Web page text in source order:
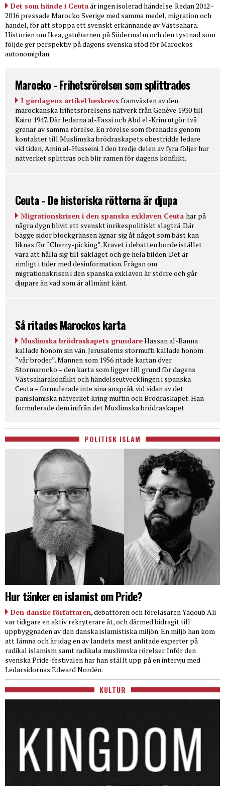
Det som hände i Ceutaär ingen isolerad händelse. Redan 2012–
2016 pressade Marocko Sverige med samma medel, migration och
handel, för att stoppa ett svenskt erkännande av Västsahara.
Historien om Ikea, gatubarnen på Södermalm och den tystnad som
följde ger perspektiv på dagens svenska stöd för Marockos
autonomiplan.
Marocko - Frihetsrörelsen som splittrades
I gårdagens artikel beskrevs framväxten av den
marockanska frihetsrörelsens nätverk från Genève 1930 till
Kairo 1947. Där ledarna al-Fassi och Abd el-Krim utgör två
grenar av samma rörelse. En rörelse som förenades genom
kontakter till Muslimska brödraskapets obestridde ledare
vid tiden, Amin al-Husseini. I den tredje delen av fyra följer hur
nätverket splittras och blir ramen för dagens konflikt.
Ceuta - De historiska rötterna är djupa
Migrationskrisen i den spanska exklaven Ceuta har på
några dygn blivit ett svenskt inrikespolitiskt slagträ. Där
bägge sidor blockgränsen ägnar sig åt något som bäst kan
liknas för “Cherry-picking”. Kravet i debatten borde istället
vara att hålla sig till sakläget och ge hela bilden. Det är
rimligt i tider med desinformation. Frågan om
migrationskrisen i den spanska exklaven är större och går
djupare än vad som är allmänt känt.
Så ritades Marockos karta
Muslimska brödraskapets grundareHassan al-Banna
kallade honom sin vän. Jerusalems stormufti kallade honom
“vår broder”. Mannen som 1956 ritade kartan över
Stormarocko – den karta som ligger till grund för dagens
Västsaharakonflikt och händelseutvecklingen i spanska
Ceuta – formulerade inte sina anspråk vid sidan av det
panislamiska nätverket kring muftin och Brödraskapet. Han
formulerade dem inifrån det Muslimska brödraskapet.
POLITISK ISLAM
Hur tänker en islamist om Pride?
Den danske författaren, debattören och föreläsaren Yaqoub Ali
var tidigare en aktiv rekryterare åt, och därmed bidragit till
uppbyggnaden av den danska islamistiska miljön. En miljö han kom
att lämna och är idag en av landets mest anlitade experter på
radikal islamism samt radikala muslimska rörelser. Inför den
svenska Pride-festivalen har han ställt upp på en intervju med
Ledarsidornas Edward Nordén.
KULTUR